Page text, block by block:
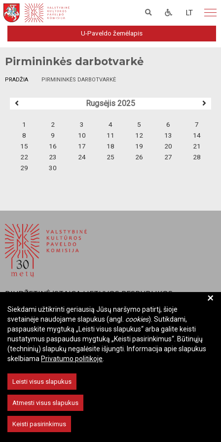
LT
U-Paveldo žemėlapis
Pirmininkės darbotvarkė
PRADŽIA PIRMININKĖS DARBOTVARKĖ
Rugsėjis 2025
1 2 3 4 5 6
7
8
9 10 11 12 13
14
15
16 17 18 19 20
21
22
23 24 25 26 27
28
29
30
BIUDŽETINĖ ĮSTAIGA LIETUVOS RESPUBLIKOS
VALSTYBINĖ KULTŪROS PAVELDO KOMISIJA
Įmonės kodas: Juridinių asmenų registre 288700520
Adresas: Rūdninkų g. 13, 01135 Vilnius
Telefonas: +370 699 13972
El. paštas: komisija@vkpk.lt
Keisti slapukų nustatymus
+
Siekdami užtikrinti geriausią Jūsų naršymo patirtį, šioje
svetainėje naudojame slapukus (angl. cookies). Sutikdami,
paspauskite mygtuką „Leisti visus slapukus“ arba galite keisti
nustatymus paspaudus mygtuką „Keisti pasirinkimus“. Būtinųjų
(techninių) slapukų negalėsite išjungti. Informacija apie slapukus
skelbiama Privatumo politikoje
Leisti visus slapukus
Atmesti visus slapukus
Keisti pasirinkimus